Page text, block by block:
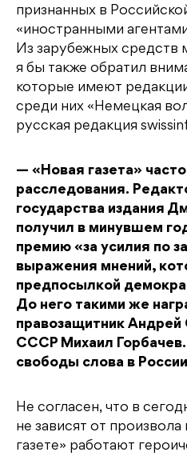
признанных в
«иностранными
Из зарубежных
я бы также обратил
которые имеют
среди них «Немецкая
русская редакция
— «Новая газета»
расследования.
государства издания
получил в минувшем
премию «за усилия по
выражения мнений,
предпосылкой
До него такими же
правозащитник Андрей
СССР Михаил Горбачев.
свободы слова в
Не согласен, что в
не зависят от
газете» работают